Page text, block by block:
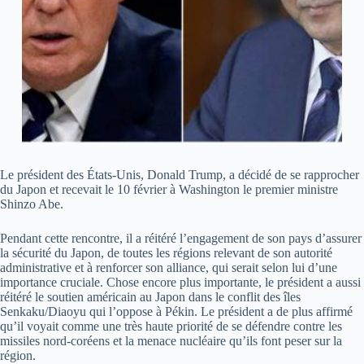
Le président des États-Unis, Donald Trump, a décidé de se rapprocher
du Japon et recevait le 10 février à Washington le premier ministre
Shinzo Abe.
Pendant cette rencontre, il a réitéré l’engagement de son pays d’assurer
la sécurité du Japon, de toutes les régions relevant de son autorité
administrative et à renforcer son alliance, qui serait selon lui d’une
importance cruciale. Chose encore plus importante, le président a aussi
réitéré le soutien américain au Japon dans le conflit des îles
Senkaku/Diaoyu qui l’oppose à Pékin. Le président a de plus affirmé
qu’il voyait comme une très haute priorité de se défendre contre les
missiles nord-coréens et la menace nucléaire qu’ils font peser sur la
région.